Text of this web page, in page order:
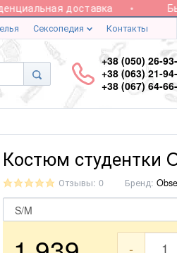
доставка
Сексопедия Контакты
+38 (050) 26-
+38 (063) 21-
+38 (067) 64-
Костюм студентки
Отзывы: 0 Бренд:
-